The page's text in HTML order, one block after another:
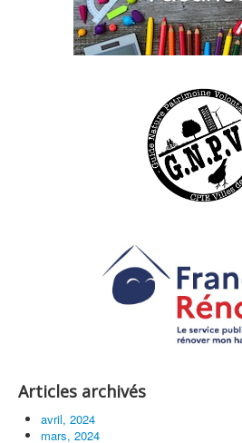
Articles archivés
avril, 2024
mars, 2024